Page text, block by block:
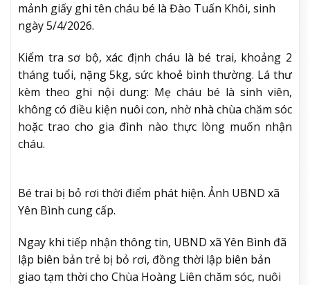
mảnh giấy ghi tên cháu bé là Đào Tuấn Khôi, sinh
ngày 5/4/2026.
Kiểm tra sơ bộ, xác định cháu là bé trai, khoảng 2
tháng tuổi, nặng 5kg, sức khoẻ bình thường. Lá thư
kèm theo ghi nội dung: Mẹ cháu bé là sinh viên,
không có điều kiện nuôi con, nhờ nhà chùa chăm sóc
hoặc trao cho gia đình nào thực lòng muốn nhận
cháu.
Bé trai bị bỏ rơi thời điểm phát hiện. Ảnh UBND xã
Yên Bình cung cấp.
Ngay khi tiếp nhận thông tin, UBND xã Yên Bình đã
lập biên bản trẻ bị bỏ rơi, đồng thời lập biên bản
giao tạm thời cho Chùa Hoàng Liên chăm sóc, nuôi